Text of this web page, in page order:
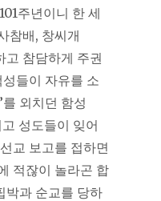
주년이니 한 세
참배, 창씨개
고 참담하게 주권
들이 자유를 소
외치던 함성
성도들이 잊어
교 보고를 접하면
적잖이 놀라곤 합
박과 순교를 당하